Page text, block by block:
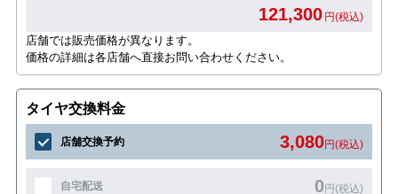
121,300 円(税込)
店舗では販売価格が異なります。
価格の詳細は各店舗へ直接お問い合わせください。
タイヤ交換料金
店舗交換予約 3,080円(税込)
自宅配送 0円(税込)